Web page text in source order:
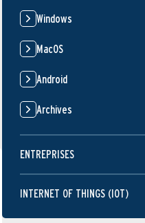
Windows
MacOS
Android
Archives
ENTREPRISES
INTERNET OF THINGS (IOT)